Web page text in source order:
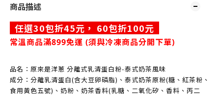
商品描述
任選30包折45元， 60包折100元
常溫商品滿899免運 (須與冷凍商品分開下單)
品名：原來是洋蔥 分離式乳清蛋白粉-泰式奶茶風味
成分：分離乳清蛋白(含大豆卵磷脂)、泰式奶茶原粉(糖、紅茶粉、
食用黃色五號)、奶粉、奶茶香料(乳糖、二氧化矽、香料、丙二